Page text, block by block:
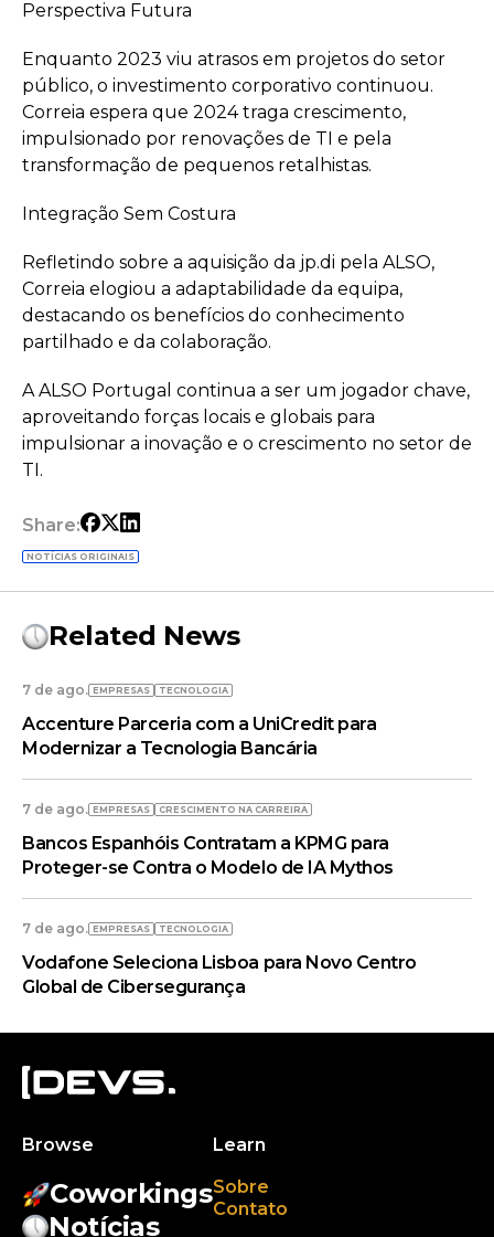
Perspectiva Futura
Enquanto 2023 viu atrasos em projetos do setor
público, o investimento corporativo continuou.
Correia espera que 2024 traga crescimento,
impulsionado por renovações de TI e pela
transformação de pequenos retalhistas.
Integração Sem Costura
Refletindo sobre a aquisição da jp.di pela ALSO,
Correia elogiou a adaptabilidade da equipa,
destacando os benefícios do conhecimento
partilhado e da colaboração.
A ALSO Portugal continua a ser um jogador chave,
aproveitando forças locais e globais para
impulsionar a inovação e o crescimento no setor de
TI.
Share:
NOTÍCIAS ORIGINAIS
Related News
7 de ago. EMPRESAS TECNOLOGIA
Accenture Parceria com a UniCredit para
Modernizar a Tecnologia Bancária
7 de ago. EMPRESAS CRESCIMENTO NA CARREIRA
Bancos Espanhóis Contratam a KPMG para
Proteger-se Contra o Modelo de IA Mythos
7 de ago. EMPRESAS TECNOLOGIA
Vodafone Seleciona Lisboa para Novo Centro
Global de Cibersegurança
Browse
Coworkings
Notícias
Learn
Sobre
Contato